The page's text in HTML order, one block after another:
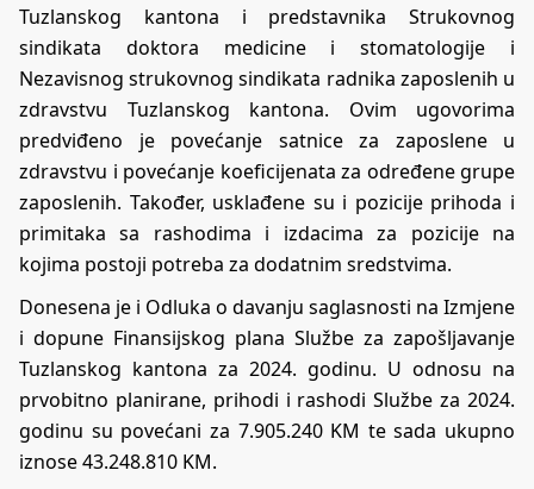
Tuzlanskog kantona i predstavnika Strukovnog
sindikata doktora medicine i stomatologije i
Nezavisnog strukovnog sindikata radnika zaposlenih u
zdravstvu Tuzlanskog kantona. Ovim ugovorima
predviđeno je povećanje satnice za zaposlene u
zdravstvu i povećanje koeficijenata za određene grupe
zaposlenih. Također, usklađene su i pozicije prihoda i
primitaka sa rashodima i izdacima za pozicije na
kojima postoji potreba za dodatnim sredstvima.
Donesena je i Odluka o davanju saglasnosti na Izmjene
i dopune Finansijskog plana Službe za zapošljavanje
Tuzlanskog kantona za 2024. godinu. U odnosu na
prvobitno planirane, prihodi i rashodi Službe za 2024.
godinu su povećani za 7.905.240 KM te sada ukupno
iznose 43.248.810 KM.